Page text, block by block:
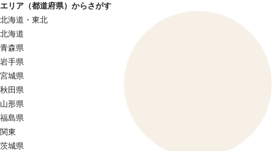
エリア（都道府県）からさがす
北海道・東北
北海道
青森県
岩手県
宮城県
秋田県
山形県
福島県
関東
茨城県